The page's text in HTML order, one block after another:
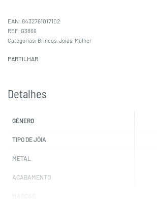
EAN: 8432761017102
G3866
Categorias: Brincos, Joias, Mulher
PARTILHAR
Detalhes
GÉNERO
TIPO DE JÓIA
METAL
ACABAMENTO